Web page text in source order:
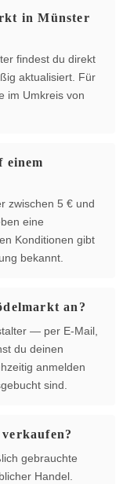
in Münster
findest du direkt
aktualisiert. Für
im Umkreis von
einem
zwischen 5 € und
eine
Konditionen gibt
bekannt.
an?
— per E-Mail,
du deinen
anmelden
sind.
gebrauchte
Handel.